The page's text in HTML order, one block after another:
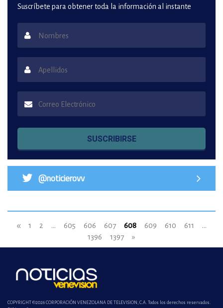
Suscríbete para obtener toda la información al instante
SUSCRIBIRSE
@noticierovv
« 1 2 ... 605 606 607 608 609 610 611
...
1396
1397 »
COPYRIGHT ©2026 CORPORACIÓN VENEZOLANA DE TELEVISION, C.A. Todos los derechos reservados.